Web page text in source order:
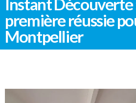
Instant Découverte
première réussie
Montpellier